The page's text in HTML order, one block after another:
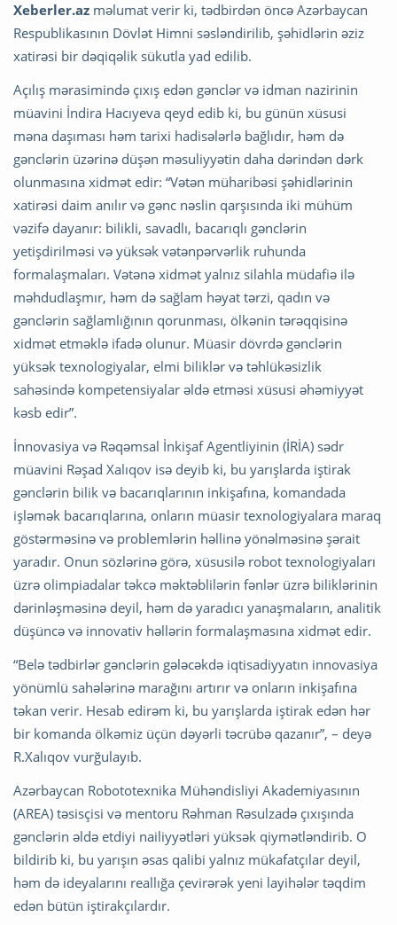
Xeberler.az məlumat verir ki, tədbirdən öncə Azərbaycan
Respublikasının Dövlət Himni səsləndirilib, şəhidlərin əziz
xatirəsi bir dəqiqəlik sükutla yad edilib.
Açılış mərasimində çıxış edən gənclər və idman nazirinin
müavini İndira Hacıyeva qeyd edib ki, bu günün xüsusi
məna daşıması həm tarixi hadisələrlə bağlıdır, həm də
gənclərin üzərinə düşən məsuliyyətin daha dərindən dərk
olunmasına xidmət edir: “Vətən müharibəsi şəhidlərinin
xatirəsi daim anılır və gənc nəslin qarşısında iki mühüm
vəzifə dayanır: bilikli, savadlı, bacarıqlı gənclərin
yetişdirilməsi və yüksək vətənpərvərlik ruhunda
formalaşmaları. Vətənə xidmət yalnız silahla müdafiə ilə
məhdudlaşmır, həm də sağlam həyat tərzi, qadın və
gənclərin sağlamlığının qorunması, ölkənin tərəqqisinə
xidmət etməklə ifadə olunur. Müasir dövrdə gənclərin
yüksək texnologiyalar, elmi biliklər və təhlükəsizlik
sahəsində kompetensiyalar əldə etməsi xüsusi əhəmiyyət
kəsb edir”.
İnnovasiya və Rəqəmsal İnkişaf Agentliyinin (İRİA) sədr
müavini Rəşad Xalıqov isə deyib ki, bu yarışlarda iştirak
gənclərin bilik və bacarıqlarının inkişafına, komandada
işləmək bacarıqlarına, onların müasir texnologiyalara maraq
göstərməsinə və problemlərin həllinə yönəlməsinə şərait
yaradır. Onun sözlərinə görə, xüsusilə robot texnologiyaları
üzrə olimpiadalar təkcə məktəblilərin fənlər üzrə biliklərinin
dərinləşməsinə deyil, həm də yaradıcı yanaşmaların, analitik
düşüncə və innovativ həllərin formalaşmasına xidmət edir.
“Belə tədbirlər gənclərin gələcəkdə iqtisadiyyatın innovasiya
yönümlü sahələrinə marağını artırır və onların inkişafına
təkan verir. Hesab edirəm ki, bu yarışlarda iştirak edən hər
bir komanda ölkəmiz üçün dəyərli təcrübə qazanır”, – deyə
R.Xalıqov vurğulayıb.
Azərbaycan Robototexnika Mühəndisliyi Akademiyasının
(AREA) təsisçisi və mentoru Rəhman Rəsulzadə çıxışında
gənclərin əldə etdiyi nailiyyətləri yüksək qiymətləndirib. O
bildirib ki, bu yarışın əsas qalibi yalnız mükafatçılar deyil,
həm də ideyalarını reallığa çevirərək yeni layihələr təqdim
edən bütün iştirakçılardır.